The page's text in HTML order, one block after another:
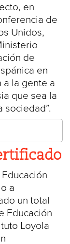
en
de
Unidos,
de
en
a la gente a
que sea la
sociedad”.
a
un total
Educación
Loyola